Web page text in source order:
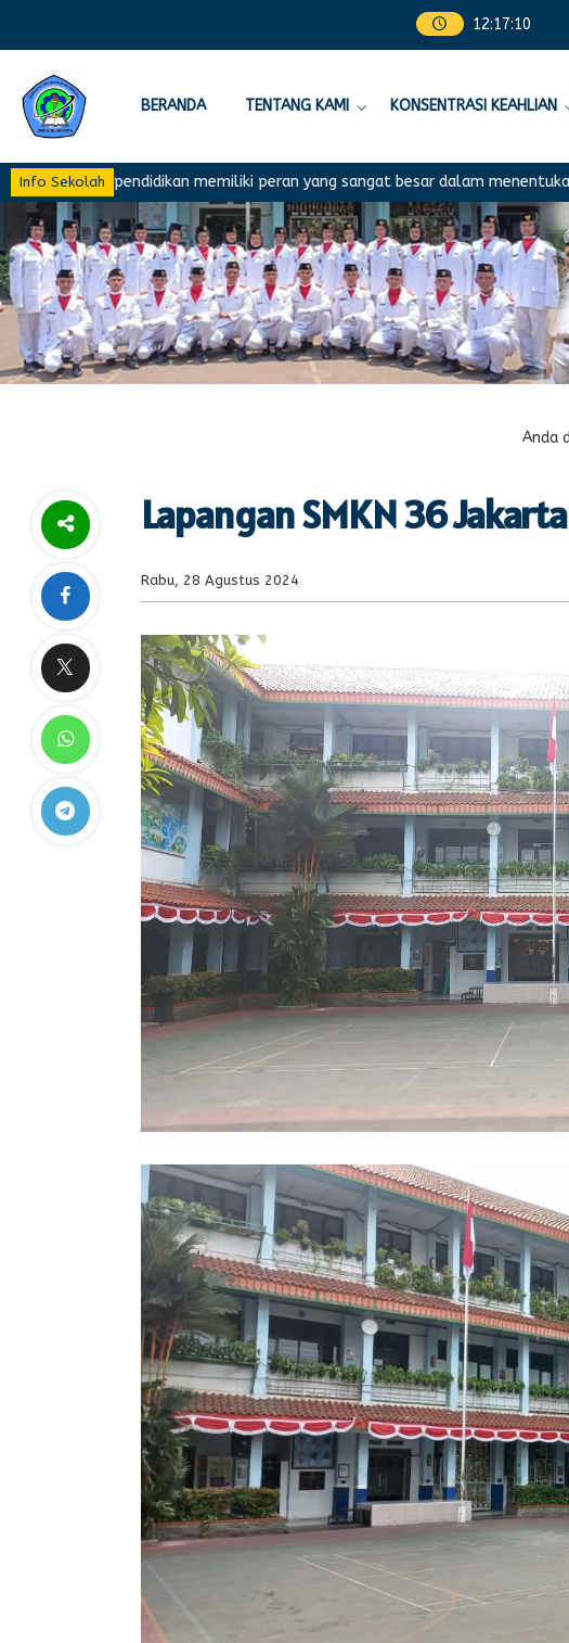
12:17:11
BERANDA TENTANG KAMI KONSENTRASI KEAHLIAN
Info Sekolah
pendidikan memiliki peran yang sangat besar dalam menentukan
Anda
Lapangan SMKN 36 Jakarta
Rabu, 28 Agustus 2024